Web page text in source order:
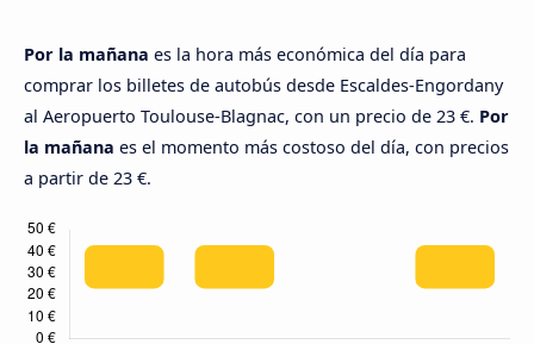
Por la mañana es la hora más económica del día para
comprar los billetes de autobús desde Escaldes-Engordany
al Aeropuerto Toulouse-Blagnac, con un precio de 23 €. Por
la mañana es el momento más costoso del día, con precios
a partir de 23 €.